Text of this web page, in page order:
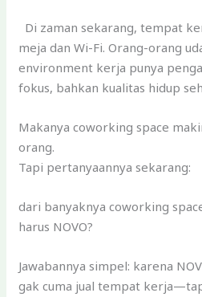
Di zaman sekarang, tempat
meja dan Wi-Fi. Orang-orang
environment kerja punya
fokus, bahkan kualitas hidup
Makanya coworking space
orang.
Tapi pertanyaannya sekarang:
dari banyaknya coworking
harus NOVO?
Jawabannya simpel: karena
gak cuma jual tempat